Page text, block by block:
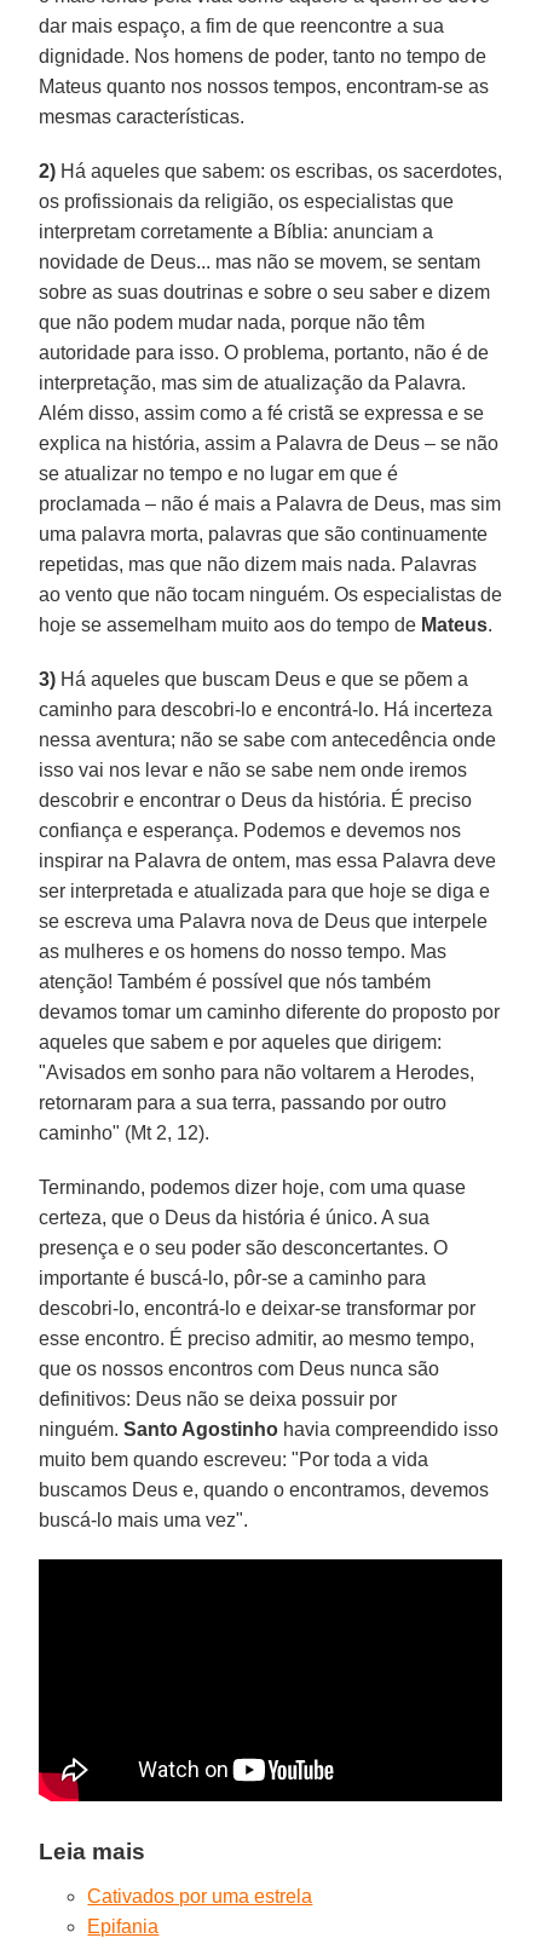
dar mais espaço, a fim de que reencontre a sua
dignidade. Nos homens de poder, tanto no tempo de
Mateus quanto nos nossos tempos, encontram-se as
mesmas características.
2) Há aqueles que sabem: os escribas, os sacerdotes,
os profissionais da religião, os especialistas que
interpretam corretamente a Bíblia: anunciam a
novidade de Deus... mas não se movem, se sentam
sobre as suas doutrinas e sobre o seu saber e dizem
que não podem mudar nada, porque não têm
autoridade para isso. O problema, portanto, não é de
interpretação, mas sim de atualização da Palavra.
Além disso, assim como a fé cristã se expressa e se
explica na história, assim a Palavra de Deus – se não
se atualizar no tempo e no lugar em que é
proclamada – não é mais a Palavra de Deus, mas sim
uma palavra morta, palavras que são continuamente
repetidas, mas que não dizem mais nada. Palavras
ao vento que não tocam ninguém. Os especialistas de
hoje se assemelham muito aos do tempo de Mateus.
3) Há aqueles que buscam Deus e que se põem a
caminho para descobri-lo e encontrá-lo. Há incerteza
nessa aventura; não se sabe com antecedência onde
isso vai nos levar e não se sabe nem onde iremos
descobrir e encontrar o Deus da história. É preciso
confiança e esperança. Podemos e devemos nos
inspirar na Palavra de ontem, mas essa Palavra deve
ser interpretada e atualizada para que hoje se diga e
se escreva uma Palavra nova de Deus que interpele
as mulheres e os homens do nosso tempo. Mas
atenção! Também é possível que nós também
devamos tomar um caminho diferente do proposto por
aqueles que sabem e por aqueles que dirigem:
"Avisados em sonho para não voltarem a Herodes,
retornaram para a sua terra, passando por outro
caminho" (Mt 2, 12).
Terminando, podemos dizer hoje, com uma quase
certeza, que o Deus da história é único. A sua
presença e o seu poder são desconcertantes. O
importante é buscá-lo, pôr-se a caminho para
descobri-lo, encontrá-lo e deixar-se transformar por
esse encontro. É preciso admitir, ao mesmo tempo,
que os nossos encontros com Deus nunca são
definitivos: Deus não se deixa possuir por
ninguém.Santo Agostinho havia compreendido isso
muito bem quando escreveu: "Por toda a vida
buscamos Deus e, quando o encontramos, devemos
buscá-lo mais uma vez".
Leia mais
Cativados por uma estrela
Epifania